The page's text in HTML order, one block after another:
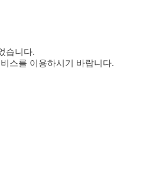
습니다.
스를 이용하시기 바랍니다.